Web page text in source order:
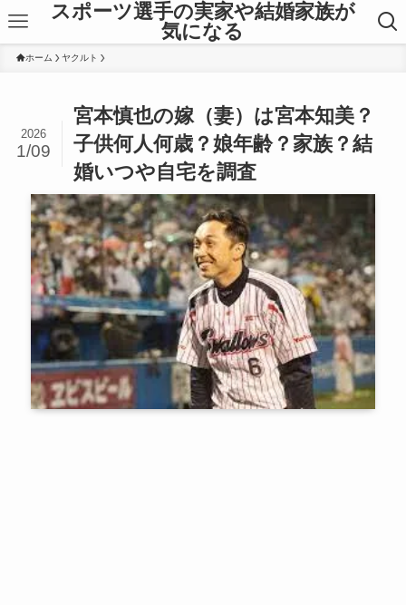
スポーツ選手の実家や結婚家族が
気になる
ホーム ヤクルト
宮本慎也の嫁（妻）は宮本知美？
子供何人何歳？娘年齢？家族？結
婚いつや自宅を調査
2026
1/09